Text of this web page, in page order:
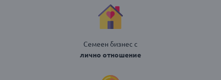
Семеен бизнес с
лично отношение